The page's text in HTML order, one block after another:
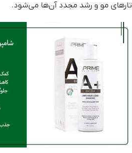
تارهای مو و رشد مجدد آن‌ها می‌شود.